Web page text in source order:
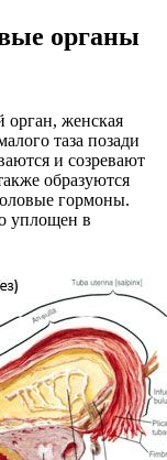
органы
орган, женская
таза позади
и созревают
образуются
гормоны.
уплощен в